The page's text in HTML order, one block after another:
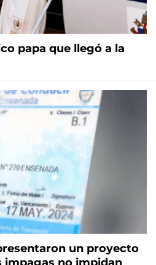
papa que llegó a la
un proyecto